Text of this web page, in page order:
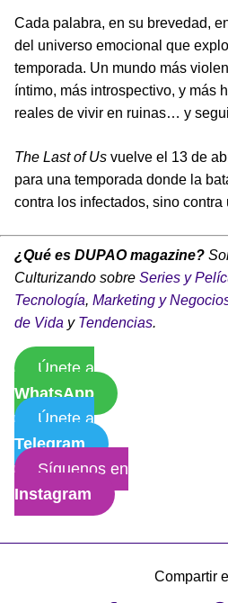
Cada palabra, en su brevedad,
del universo emocional que
temporada. Un mundo más
íntimo, más introspectivo, y más
reales de vivir en ruinas… y
The Last of Us vuelve el 13 de
para una temporada donde la
contra los infectados, sino contra
¿Qué es DUPAO magazine?
Culturizando sobre Series y
Tecnología, Marketing y
de Vida y Tendencias.
Únete a
WhatsApp
Únete a
Telegram
Síguenos en
Instagram
Compartir